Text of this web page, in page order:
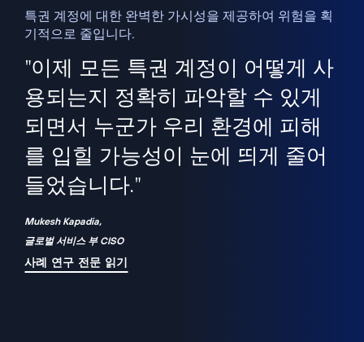
특권 계정에 대한 완벽한 가시성을 제공하여 위험을 획
기적으로 줄입니다.
"이제 모든 특권 계정이 어떻게 사
용되는지 정확히 파악할 수 있게
되면서 누군가 우리 환경에 피해
를 입힐 가능성이 눈에 띄게 줄어
들었습니다."
Mukesh Kapadia,
글로벌 서비스 부 CISO
사례 연구 전문 읽기